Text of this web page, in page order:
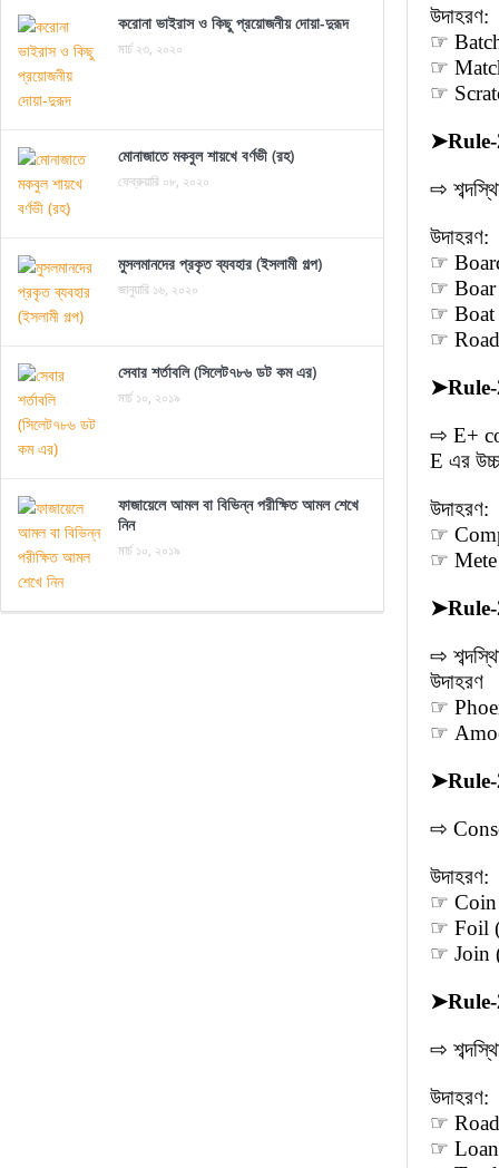
উদাহরণ:
☞ Batch
☞ Match
☞
➤
⇨
উদাহরণ:
☞
☞ Boar
☞ Boat
☞ Road
➤
⇨ E+
E এর
উদাহরণ:
☞
☞ Mete
➤
⇨
উদাহরণ
☞
☞
➤
⇨
উদাহরণ:
☞ Coin
☞ Foil
☞ Join
➤
⇨
উদাহরণ:
☞ Road
☞
করোনা ভাইরাস ও কিছু প্রয়োজনীয় দোয়া-দুরূদ
মার্চ ২৩, ২০২০
মোনাজাতে মকবুল শায়খে বর্ণভী (রহ)
ফেব্রুয়ারি ০৮, ২০২০
মুসলমানদের প্রকৃত ব্যবহার (ইসলামী গল্প)
জানুয়ারি ১৬, ২০২০
সেবার শর্তাবলি (সিলেট৭৮৬ ডট কম এর)
মার্চ ১০, ২০১৯
ফাজায়েলে আমল বা বিভিন্ন পরীক্ষিত আমল শেখে
নিন
মার্চ ১০, ২০১৯